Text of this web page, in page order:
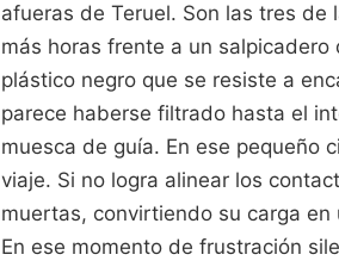
afueras de Teruel. Son las tres
más horas frente a un
plástico negro que se resiste a
parece haberse filtrado hasta el
muesca de guía. En ese pequeño
viaje. Si no logra alinear los
muertas, convirtiendo su carga
En ese momento de frustración